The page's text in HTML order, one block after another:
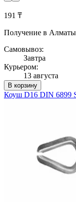
191 ₸
Получение в
Самовывоз:
Завтра
Курьером:
13 августа
В корзину
Коуш D16 DIN 6899